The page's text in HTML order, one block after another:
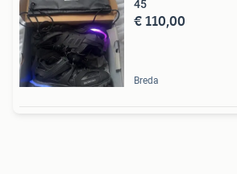
45
€ 110,00
Breda